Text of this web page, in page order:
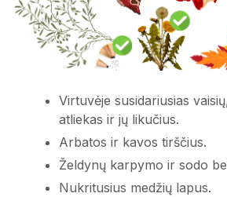
Baldai, langų rėmai, durys
Padangos
Metalo atliekos
Izoliacinių ir plastiko
Asbesto turinčios atliekos
Tekstilė
Pavojingosios atliekos
Statybos ir griovimo atliekos
Žaliosios atliekos
Virtuvėje susidariusias
atliekas ir jų likučius.
Arbatos ir kavos tirščius.
Želdynų karpymo ir sodo
Nukritusius medžių lapus.